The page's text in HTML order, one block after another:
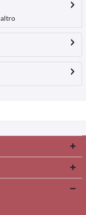
altro